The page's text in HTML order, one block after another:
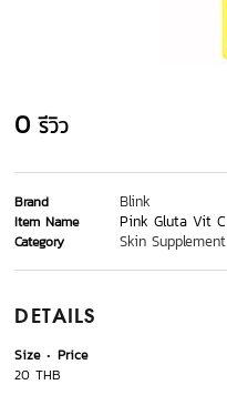
0 รีวิว
Brand Blink
Item Name Pink Gluta Vit C
Category Skin Supplement
DETAILS
Size
Price
20 THB